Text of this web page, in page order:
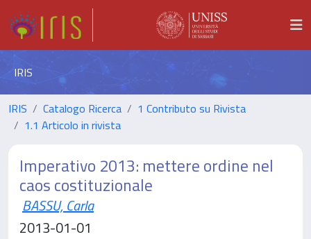
IRIS
IRIS Catalogo Ricerca
1 Contributo su Rivista
1.1 Articolo in rivista
Imperativo 2013: mettere ordine nel
caos costituzionale
BASSU, Carla
2013-01-01